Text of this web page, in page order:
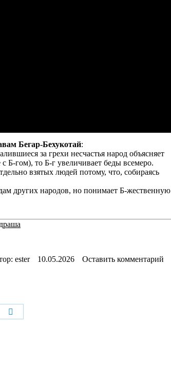
Бегар-Бехукотай:
за грехи несчастья народ объясняет
Б-гом), то Б-г увеличивает беды всемеро.
взятых людей потому, что, собираясь
других народов, но понимает Б-жественную
ester 10.05.2026 Оставить комментарий